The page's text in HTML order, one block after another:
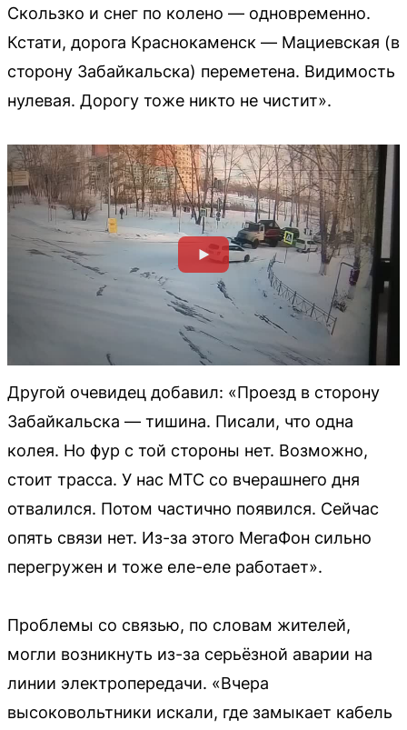
Скользко и снег по колено — одновременно.
Кстати, дорога Краснокаменск — Мациевская (в
сторону Забайкальска) переметена. Видимость
нулевая. Дорогу тоже никто не чистит».
Другой очевидец добавил: «Проезд в сторону
Забайкальска — тишина. Писали, что одна
колея. Но фур с той стороны нет. Возможно,
стоит трасса. У нас МТС со вчерашнего дня
отвалился. Потом частично появился. Сейчас
опять связи нет. Из-за этого МегаФон сильно
перегружен и тоже еле-еле работает».
Проблемы со связью, по словам жителей,
могли возникнуть из-за серьёзной аварии на
линии электропередачи. «Вчера
высоковольтники искали, где замыкает кабель